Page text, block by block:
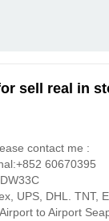
sell real in
contact me :
60670395
UPS, DHL. TNT,
to Airport